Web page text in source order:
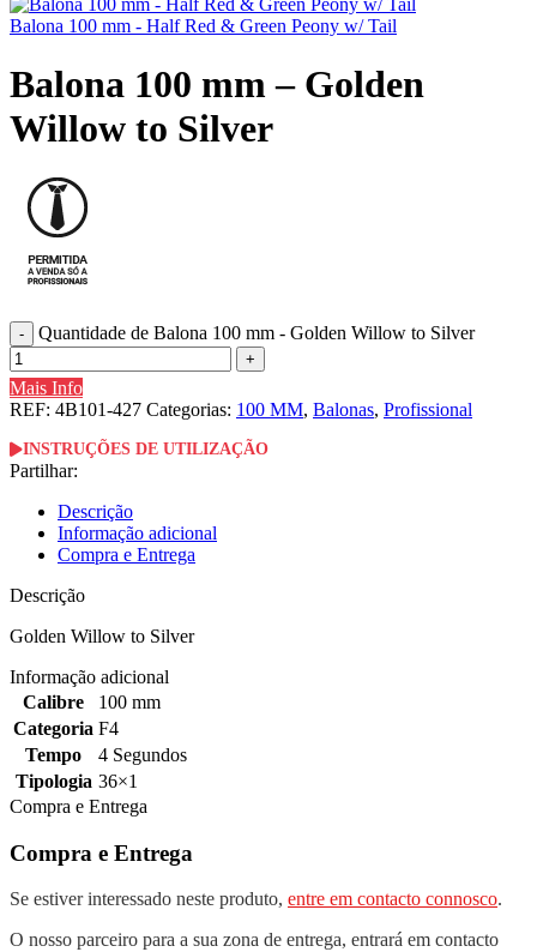
Balona 100 mm - Half Red & Green Peony w/ Tail
Balona 100 mm – Golden
Willow to Silver
Quantidade de Balona 100 mm - Golden Willow to Silver
Mais Info
REF: 4B101-427 Categorias: 100 MM, Balonas, Profissional
INSTRUÇÕES DE UTILIZAÇÃO
Partilhar:
Descrição
Informação adicional
Compra e Entrega
Descrição
Golden Willow to Silver
Informação adicional
Calibre
100 mm
Categoria F4
Tempo
4 Segundos
Tipologia 36×1
Compra e Entrega
Compra e Entrega
Se estiver interessado neste produto, entre em contacto connosco.
O nosso parceiro para a sua zona de entrega, entrará em contacto